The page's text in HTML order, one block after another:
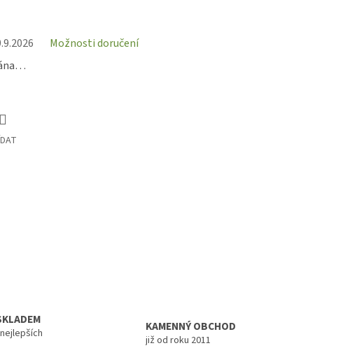
Možnosti doručení
KAMENNÝ OBCHOD
již od roku 2011